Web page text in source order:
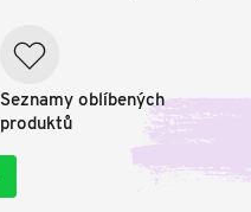
Seznamy oblíbených
produktů